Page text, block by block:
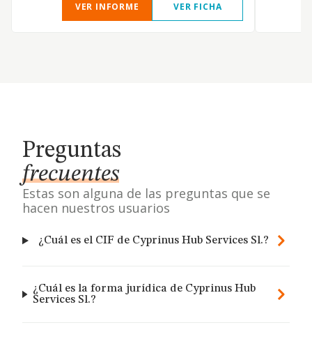
VER INFORME VER FICHA
Preguntas
frecuentes
Estas son alguna de las preguntas que se
hacen nuestros usuarios
¿Cuál es el CIF de Cyprinus Hub Services Sl.?
¿Cuál es la forma jurídica de Cyprinus Hub
Services Sl.?